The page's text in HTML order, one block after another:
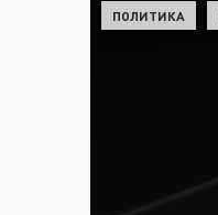
ПОЛИТИКА